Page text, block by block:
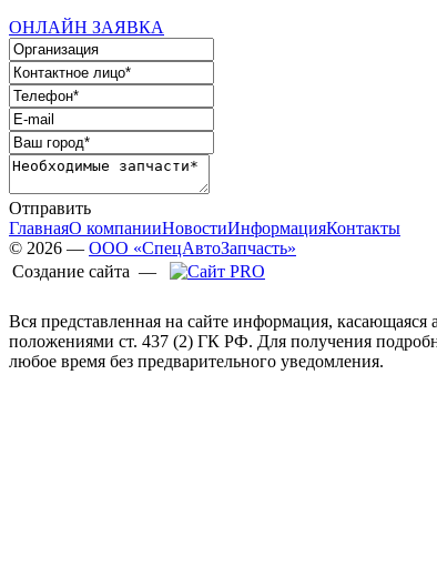
ОНЛАЙН ЗАЯВКА
Отправить
ГлавнаяО компанииНовостиИнформацияКонтакты
© 2026 — ООО «СпецАвтоЗапчасть»
Создание сайта —
Вся представленная на сайте информация,
положениями ст. 437 (2) ГК РФ. Для получения
любое время без предварительного уведомления.